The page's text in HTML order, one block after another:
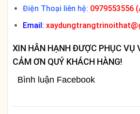
Điện Thoại liên hệ: 0979553556
Email:
XIN HÂN HẠNH ĐƯỢC PHỤC VỤ
CẢM ƠN QUÝ KHÁCH HÀNG!
Bình luận Facebook